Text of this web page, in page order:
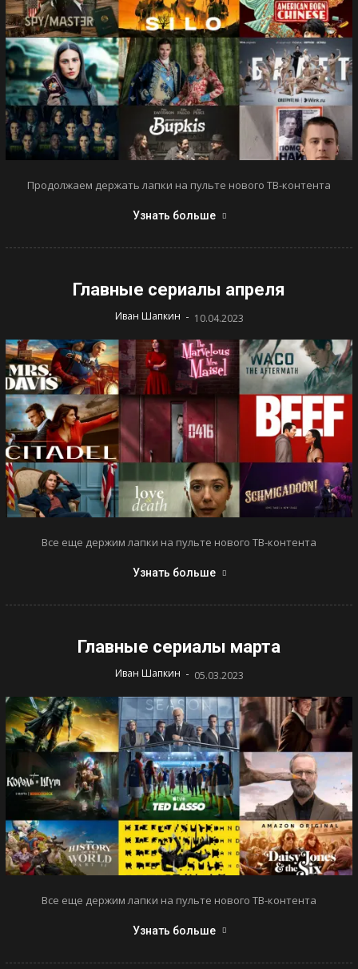
Продолжаем держать лапки на пульте нового ТВ-контента
Узнать больше
Главные сериалы апреля
Иван Шапкин - 10.04.2023
Все еще держим лапки на пульте нового ТВ-контента
Узнать больше
Главные сериалы марта
Иван Шапкин - 05.03.2023
Все еще держим лапки на пульте нового ТВ-контента
Узнать больше